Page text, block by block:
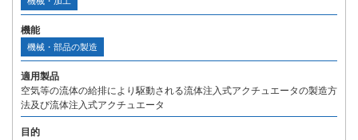
機能
機械・部品の製造
適用製品
空気等の流体の給排により駆動される流体注入式アクチュエータの製造方
法及び流体注入式アクチュエータ
目的